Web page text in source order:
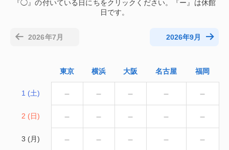
東京 横浜 大阪 名古屋 福岡
1 (土) － － － － －
2 (日) － － － － －
3 (月) － － － － －
2026年7月 2026年9月